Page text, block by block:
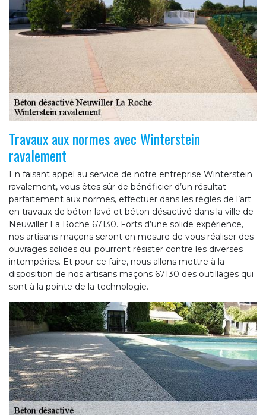
Travaux aux normes avec Winterstein
ravalement
En faisant appel au service de notre entreprise Winterstein
ravalement, vous êtes sûr de bénéficier d’un résultat
parfaitement aux normes, effectuer dans les règles de l’art
en travaux de béton lavé et béton désactivé dans la ville de
Neuwiller La Roche 67130. Forts d’une solide expérience,
nos artisans maçons seront en mesure de vous réaliser des
ouvrages solides qui pourront résister contre les diverses
intempéries. Et pour ce faire, nous allons mettre à la
disposition de nos artisans maçons 67130 des outillages qui
sont à la pointe de la technologie.